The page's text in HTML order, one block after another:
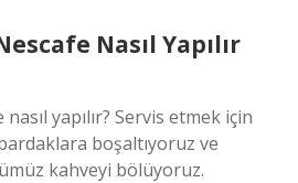
Nasıl Yapılır
yapılır? Servis etmek için
boşaltıyoruz ve
kahveyi bölüyoruz.